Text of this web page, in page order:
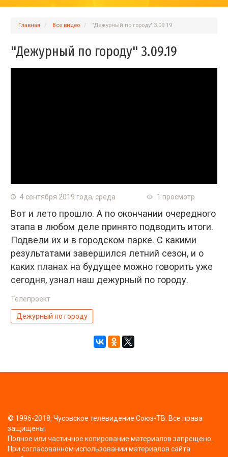
Главная Вcе видео "Дежурный по городу" 3.09.19
"Дежурный по городу" 3.09.19
4 сентября 2019 года, среда 1 просмотр
Вот и лето прошло. А по окончании очередного
этапа в любом деле принято подводить итоги.
Подвели их и в городском парке. С какими
результатами завершился летний сезон, и о
каких планах на будущее можно говорить уже
сегодня, узнал наш дежурный по городу.
Телепроект
Дежурный по городу
© 1996-2018, Чусовское телевидение Союз-ТВ. Все права
защищены.
Полное или частичное копирование материалов запрещено.
При согласованном использовании материалов сайта